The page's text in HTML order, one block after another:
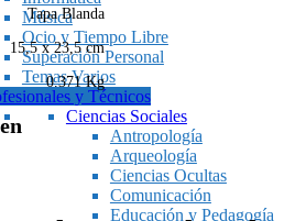
Música
Ocio y Tiempo Libre
Superación Personal
Temas Varios
y Técnicos
Ciencias Sociales
Antropología
Arqueología
Ciencias Ocultas
Comunicación
Educación y Pedagogía
Tapa Blanda
15,5 x 23,5 cm
0.371 Kg